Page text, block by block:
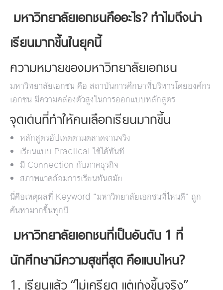
มหาวิทยาลัยเอกชนคืออะไร? ทำไมถึงน่า
เรียนมากขึ้นในยุคนี้
ความหมายของมหาวิทยาลัยเอกชน
มหาวิทยาลัยเอกชน คือ สถาบันการศึกษาที่บริหารโดยองค์กร
เอกชน มีความคล่องตัวสูงในการออกแบบหลักสูตร
จุดเด่นที่ทำให้คนเลือกเรียนมากขึ้น
หลักสูตรอัปเดตตามตลาดงานจริง
เรียนแบบ Practical ใช้ได้ทันที
มี Connection กับภาคธุรกิจ
สภาพแวดล้อมการเรียนทันสมัย
นี่คือเหตุผลที่ Keyword “มหาวิทยาลัยเอกชนที่ไหนดี” ถูก
ค้นหามากขึ้นทุกปี
มหาวิทยาลัยเอกชนที่เป็นอันดับ 1 ที่
นักศึกษามีความสุขที่สุด คือแบบไหน?
1. เรียนแล้ว “ไม่เครียด แต่เก่งขึ้นจริง”